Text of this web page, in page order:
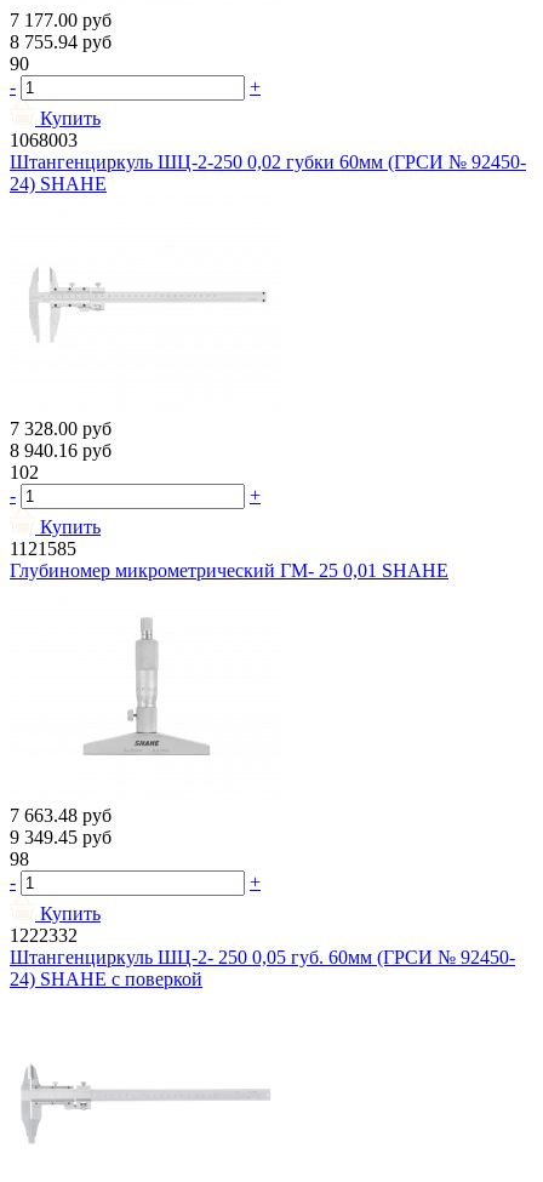
7 177.00 руб
8 755.94 руб
90
-
+
Купить
1068003
Штангенциркуль ШЦ-2-250 0,02 губки 60мм (ГРСИ № 92450-
24) SHAHE
7 328.00 руб
8 940.16 руб
102
-
+
Купить
1121585
Глубиномер микрометрический ГМ- 25 0,01 SHAHE
7 663.48 руб
9 349.45 руб
98
-
+
Купить
1222332
Штангенциркуль ШЦ-2- 250 0,05 губ. 60мм (ГРСИ № 92450-
24) SHAHE с поверкой